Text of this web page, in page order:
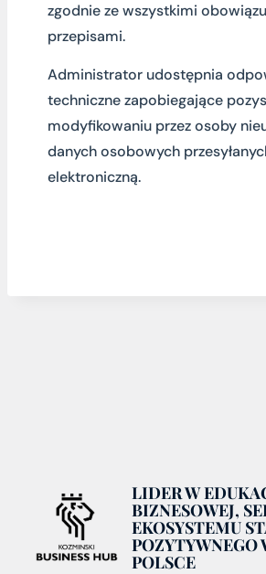
zgodnie ze wszystkimi
przepisami.
Administrator udostępnia
techniczne zapobiegające
modyfikowaniu przez osoby
danych osobowych
elektroniczną.
LIDER W
BIZNESOWEJ,
EKOSYSTEMU
POZYTYWNEGO
POLSCE